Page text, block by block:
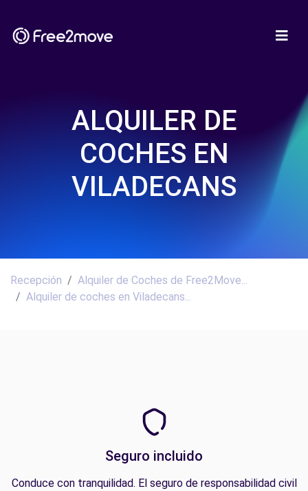
ALQUILER DE
COCHES EN
VILADECANS
Recepción
Alquiler de Coches de Free2Move...
Alquiler de coches en Viladecans...
Seguro incluido
Conduce con tranquilidad. El seguro de responsabilidad civil